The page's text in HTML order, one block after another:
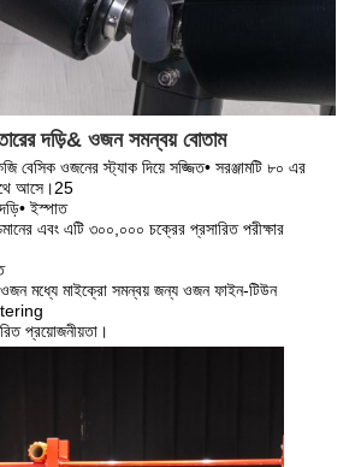
দড়ি& ওজন সমন্বয় বোতাম
বেসিক ওজনের স্ট্যাক দিয়ে সজ্জিত• সরঞ্জামটি ৮০ এর
আসে।25
ইস্পাত
এবং এটি ৩০০,০০০ চক্রের প্রসারিত পরীক্ষার
মধ্যে মাইক্রো সমন্বয় জন্য ওজন ফাইন-টিউন
প্রয়োজনীয়তা।